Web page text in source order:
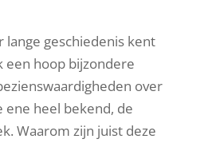
lange geschiedenis kent
een hoop bijzondere
over
ene heel bekend, de
Waarom zijn juist deze